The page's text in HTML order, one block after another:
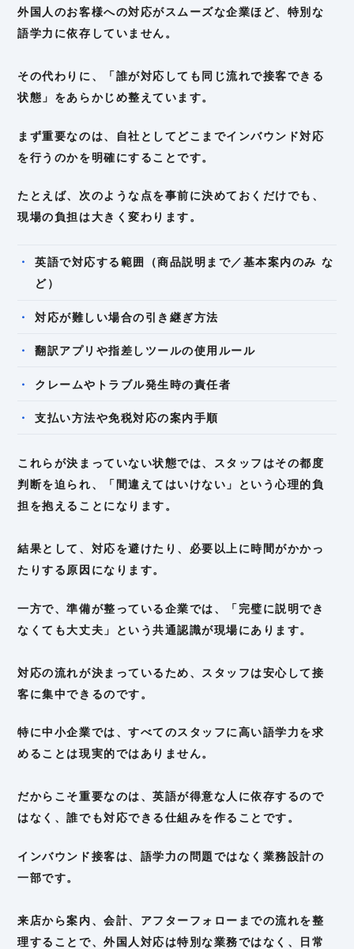
外国人のお客様への対応がスムーズな企業ほど、特別な
語学力に依存していません。
その代わりに、「誰が対応しても同じ流れで接客できる
状態」をあらかじめ整えています。
まず重要なのは、自社としてどこまでインバウンド対応
を行うのかを明確にすることです。
たとえば、次のような点を事前に決めておくだけでも、
現場の負担は大きく変わります。
英語で対応する範囲（商品説明まで／基本案内のみ な
ど）
対応が難しい場合の引き継ぎ方法
翻訳アプリや指差しツールの使用ルール
クレームやトラブル発生時の責任者
支払い方法や免税対応の案内手順
これらが決まっていない状態では、スタッフはその都度
判断を迫られ、「間違えてはいけない」という心理的負
担を抱えることになります。
結果として、対応を避けたり、必要以上に時間がかかっ
たりする原因になります。
一方で、準備が整っている企業では、「完璧に説明でき
なくても大丈夫」という共通認識が現場にあります。
対応の流れが決まっているため、スタッフは安心して接
客に集中できるのです。
特に中小企業では、すべてのスタッフに高い語学力を求
めることは現実的ではありません。
だからこそ重要なのは、英語が得意な人に依存するので
はなく、誰でも対応できる仕組みを作ることです。
インバウンド接客は、語学力の問題ではなく業務設計の
一部です。
来店から案内、会計、アフターフォローまでの流れを整
理することで、外国人対応は特別な業務ではなく、日常